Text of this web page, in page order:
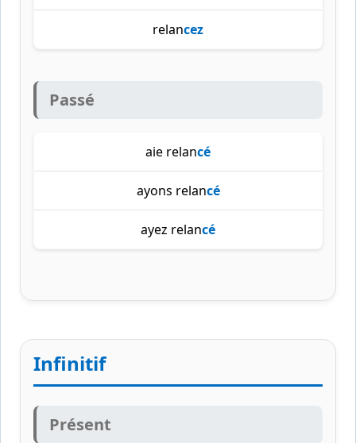
relancez
Passé
aie relancé
ayons relancé
ayez relancé
Infinitif
Présent